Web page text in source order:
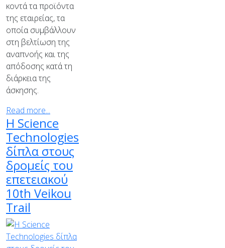
κοντά τα προϊόντα
της εταιρείας, τα
οποία συμβάλλουν
στη βελτίωση της
αναπνοής και της
απόδοσης κατά τη
διάρκεια της
άσκησης.
Read more...
Η Science
Technologies
δίπλα στους
δρομείς του
επετειακού
10th Veikou
Trail